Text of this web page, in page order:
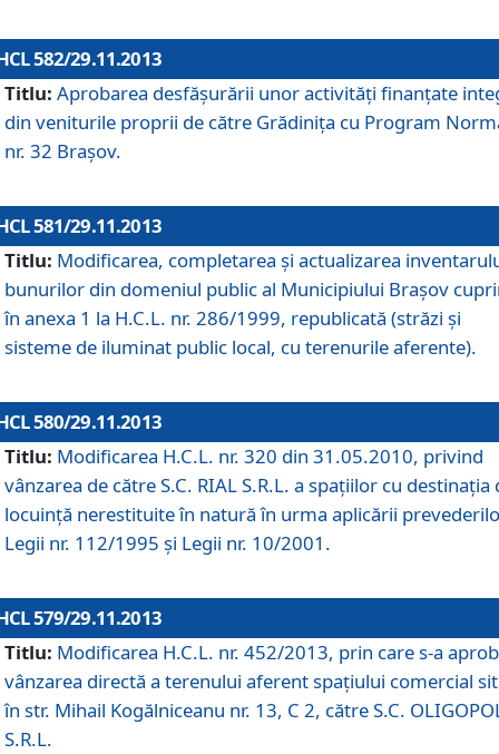
582/29.11.2013
Titlu: Aprobarea desfăşurării unor activităţi finanţate
din veniturile proprii de către Grădiniţa cu Program
nr. 32 Braşov.
581/29.11.2013
Titlu: Modificarea, completarea şi actualizarea
bunurilor din domeniul public al Municipiului Braşov
în anexa 1 la H.C.L. nr. 286/1999, republicată (străzi şi
sisteme de iluminat public local, cu terenurile aferente).
580/29.11.2013
Titlu: Modificarea H.C.L. nr. 320 din 31.05.2010, privind
vânzarea de către S.C. RIAL S.R.L. a spaţiilor cu destinaţia
locuinţă nerestituite în natură în urma aplicării
Legii nr. 112/1995 şi Legii nr. 10/2001.
579/29.11.2013
Titlu: Modificarea H.C.L. nr. 452/2013, prin care s-a
vânzarea directă a terenului aferent spaţiului comercial
în str. Mihail Kogălniceanu nr. 13, C 2, către S.C.
S.R.L.